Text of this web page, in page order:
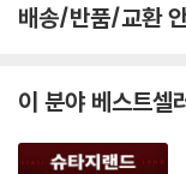
--- p.125 「3. 영웅으로
쉽게 흔들렸는지를 이
적 자극을 통제하고 문
역사와 심리학 연구의 결
“나치의 심리를 더 깊이
경고를 더욱 구체적으로
배송/반품/교환
이 분야 베스트셀